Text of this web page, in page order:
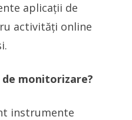
aplicații de
activități online
monitorizare?
instrumente